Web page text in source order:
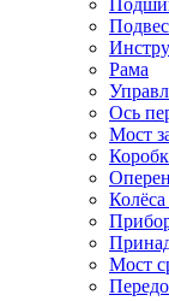
Рама
Ось
Мост
Мост